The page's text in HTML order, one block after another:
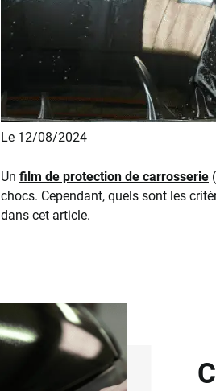
Le 12/08/2024
Un film de protection de carrosserie
chocs. Cependant, quels sont les
dans cet article.